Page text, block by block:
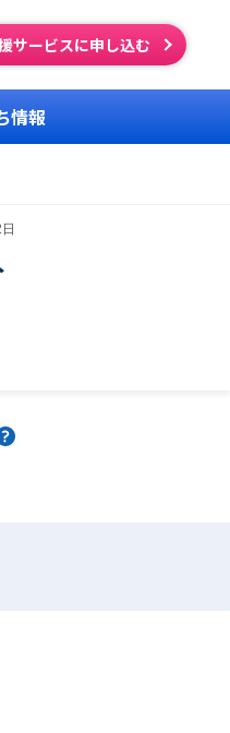
サービスに申し込む
情報